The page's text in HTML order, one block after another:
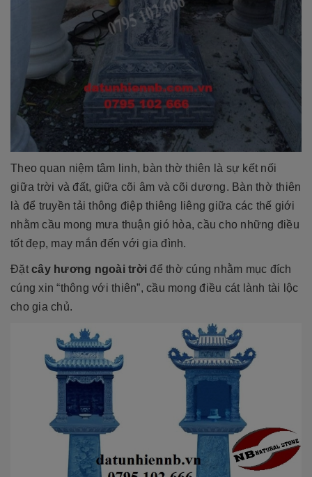
Theo quan niệm tâm linh, bàn thờ thiên là sự kết nối
giữa trời và đất, giữa cõi âm và cõi dương. Bàn thờ thiên
là để truyền tải thông điệp thiêng liêng giữa các thế giới
nhằm cầu mong mưa thuận gió hòa, cầu cho những điều
tốt đẹp, may mắn đến với gia đình.
Đặtcây hương ngoài trời để thờ cúng nhằm mục đích
cúng xin “thông với thiên”, cầu mong điều cát lành tài lộc
cho gia chủ.